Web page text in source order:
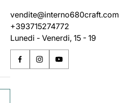
vendite@interno680craft.com
+393715274772
Lunedi - Venerdi, 15 - 19